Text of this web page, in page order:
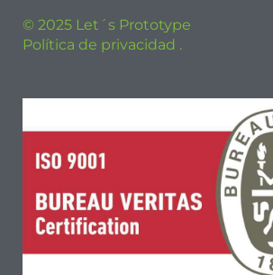
© 2025 Let´s Prototype
Política de privacidad .